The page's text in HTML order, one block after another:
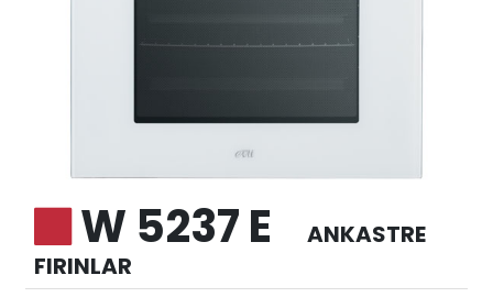
W 5237 E
ANKASTRE
FIRINLAR